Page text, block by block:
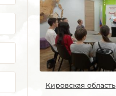
Кировская область